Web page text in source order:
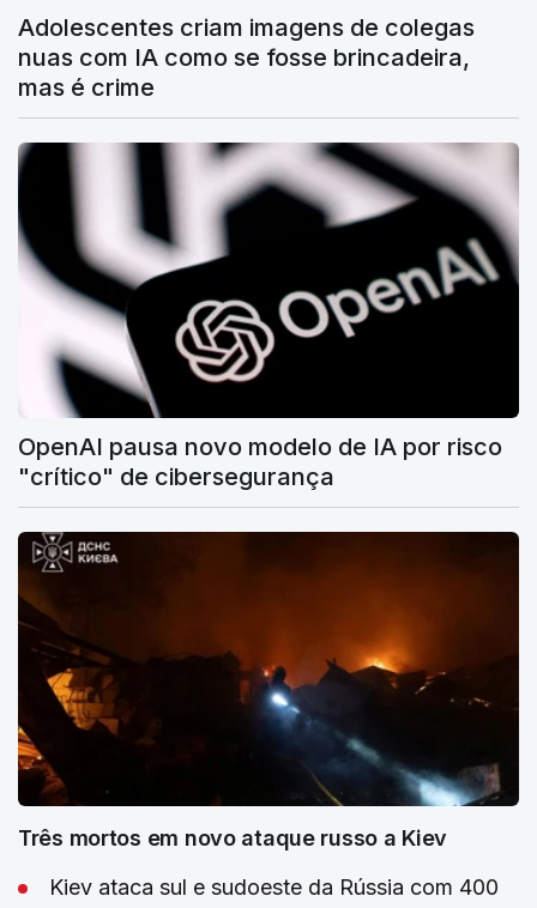
Adolescentes criam imagens de colegas
nuas com IA como se fosse brincadeira,
mas é crime
OpenAI pausa novo modelo de IA por risco
"crítico" de cibersegurança
Três mortos em novo ataque russo a Kiev
Kiev ataca sul e sudoeste da Rússia com 400